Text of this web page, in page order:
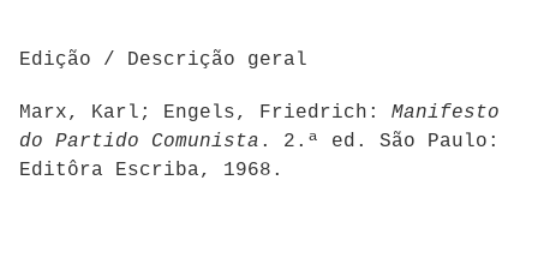
Edição / Descrição geral
Marx, Karl; Engels, Friedrich: Manifesto
do Partido Comunista . 2.ª ed. São Paulo:
Editôra Escriba, 1968.